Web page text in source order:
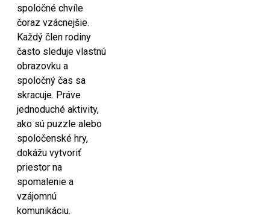
spoločné chvíle
čoraz vzácnejšie.
Každý člen rodiny
často sleduje vlastnú
obrazovku a
spoločný čas sa
skracuje. Práve
jednoduché aktivity,
ako sú puzzle alebo
spoločenské hry,
dokážu vytvoriť
priestor na
spomalenie a
vzájomnú
komunikáciu.